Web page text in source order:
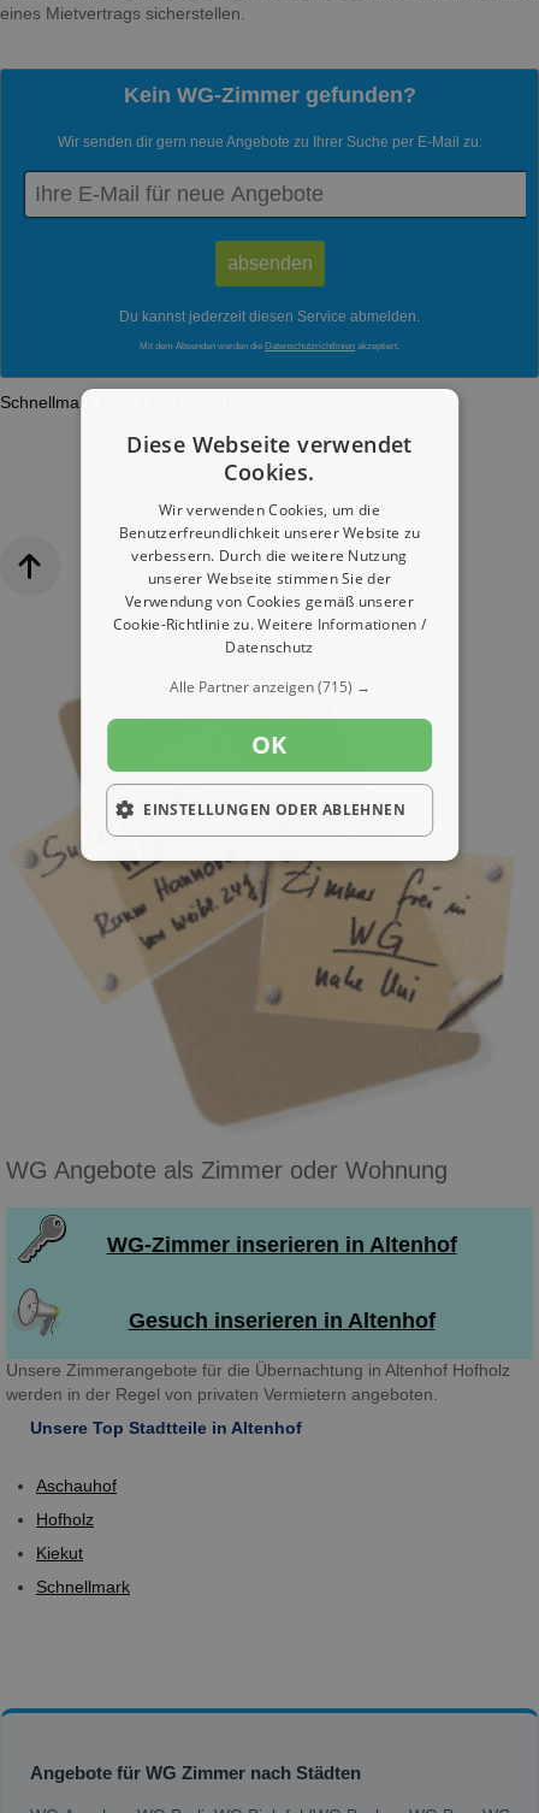
eines Mietvertrags sicherstellen.
Kein WG-Zimmer gefunden?
Wir senden dir gern neue Angebote zu Ihrer Suche per E-Mail zu:
Du kannst jederzeit diesen Service abmelden.
Mit dem Absenden werden die Datenschutzrichtlinien akzeptiert.
Schnellmark
WG Angebote als Zimmer oder Wohnung
WG-Zimmer inserieren in Altenhof
Gesuch inserieren in Altenhof
Unsere Zimmerangebote für die Übernachtung in Altenhof Hofholz
werden in der Regel von privaten Vermietern angeboten.
Unsere Top Stadtteile in Altenhof
Aschauhof
Hofholz
Kiekut
Schnellmark
Angebote für WG Zimmer nach Städten
Diese Webseite verwendet
Cookies.
Wir verwenden Cookies, um die
Benutzerfreundlichkeit unserer Website zu
verbessern. Durch die weitere Nutzung
unserer Webseite stimmen Sie der
Verwendung von Cookies gemäß unserer
Cookie-Richtlinie zu.Weitere Informationen /
Datenschutz
Alle Partner anzeigen(715) →
OK
EINSTELLUNGEN ODER ABLEHNEN